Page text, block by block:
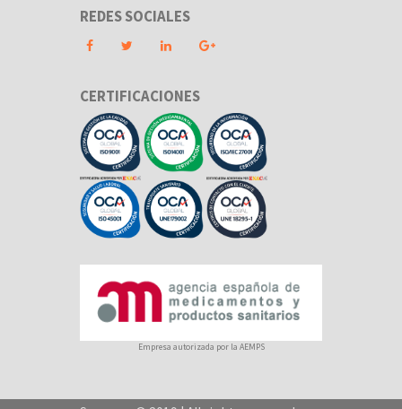
REDES SOCIALES
CERTIFICACIONES
Empresa autorizada por la AEMPS